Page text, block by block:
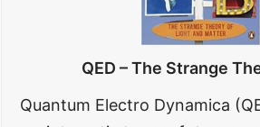
QED – The Strange
Quantum Electro Dynamica